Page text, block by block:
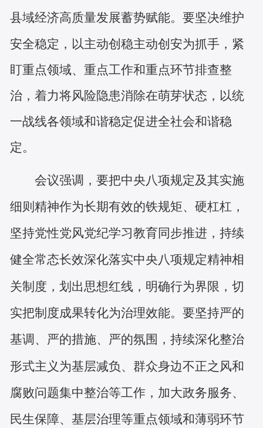
县域经济高质量发展蓄势赋能。要坚决维护
安全稳定，以主动创稳主动创安为抓手，紧
盯重点领域、重点工作和重点环节排查整
治，着力将风险隐患消除在萌芽状态，以统
一战线各领域和谐稳定促进全社会和谐稳
定。
会议强调，要把中央八项规定及其实施
细则精神作为长期有效的铁规矩、硬杠杠，
坚持党性党风党纪学习教育同步推进，持续
健全常态长效深化落实中央八项规定精神相
关制度，划出思想红线，明确行为界限，切
实把制度成果转化为治理效能。要坚持严的
基调、严的措施、严的氛围，持续深化整治
形式主义为基层减负、群众身边不正之风和
腐败问题集中整治等工作，加大政务服务、
民生保障、基层治理等重点领域和薄弱环节